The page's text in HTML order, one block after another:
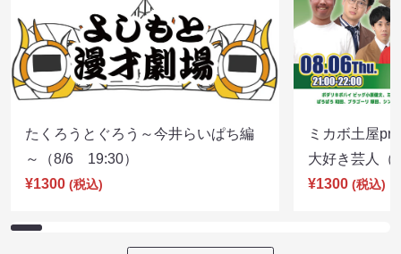
たくろうとぐろう～今井らいぱち編
～（8/6 19:30）
¥1300 (税込)
ミカボ土屋
大好き芸人
¥1300 (税込)